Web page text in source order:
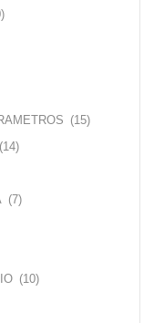
(15)
(14)
(7)
(10)